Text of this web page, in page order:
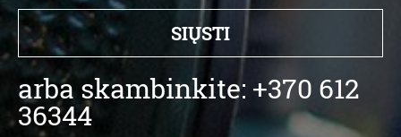
arba skambinkite: +370 612
36344